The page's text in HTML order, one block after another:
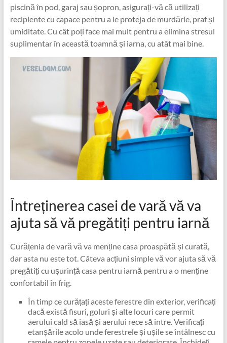
piscină în pod, garaj sau șopron, asigurați-vă că utilizați
recipiente cu capace pentru a le proteja de murdărie, praf și
umiditate. Cu cât poți face mai mult pentru a elimina stresul
suplimentar în această toamnă și iarna, cu atât mai bine.
Întreținerea casei de vară vă va
ajuta să vă pregătiți pentru iarnă
Curățenia de vară vă va menține casa proaspătă și curată,
dar asta nu este tot. Câteva acțiuni simple vă vor ajuta să vă
pregătiți cu ușurință casa pentru iarnă pentru a o menține
confortabil în frig.
În timp ce curățați aceste ferestre din exterior, verificați
dacă există fisuri, goluri și alte locuri care permit
aerului cald să iasă și aerului rece să intre. Verificați
etanșările acolo unde ferestrele și ușile se întâlnesc cu